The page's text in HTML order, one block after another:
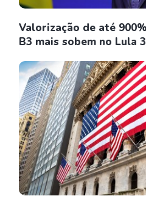
Valorização de até
B3 mais sobem no Lula 3